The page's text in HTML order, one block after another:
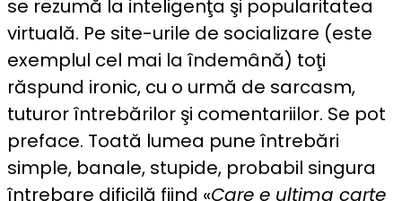
se rezumă la inteligenţa şi popularitatea
virtuală. Pe site-urile de socializare (este
exemplul cel mai la îndemână) toţi
răspund ironic, cu o urmă de sarcasm,
tuturor întrebărilor şi comentariilor. Se pot
preface. Toată lumea pune întrebări
simple, banale, stupide, probabil singura
întrebare dificilă fiind «Care e ultima carte